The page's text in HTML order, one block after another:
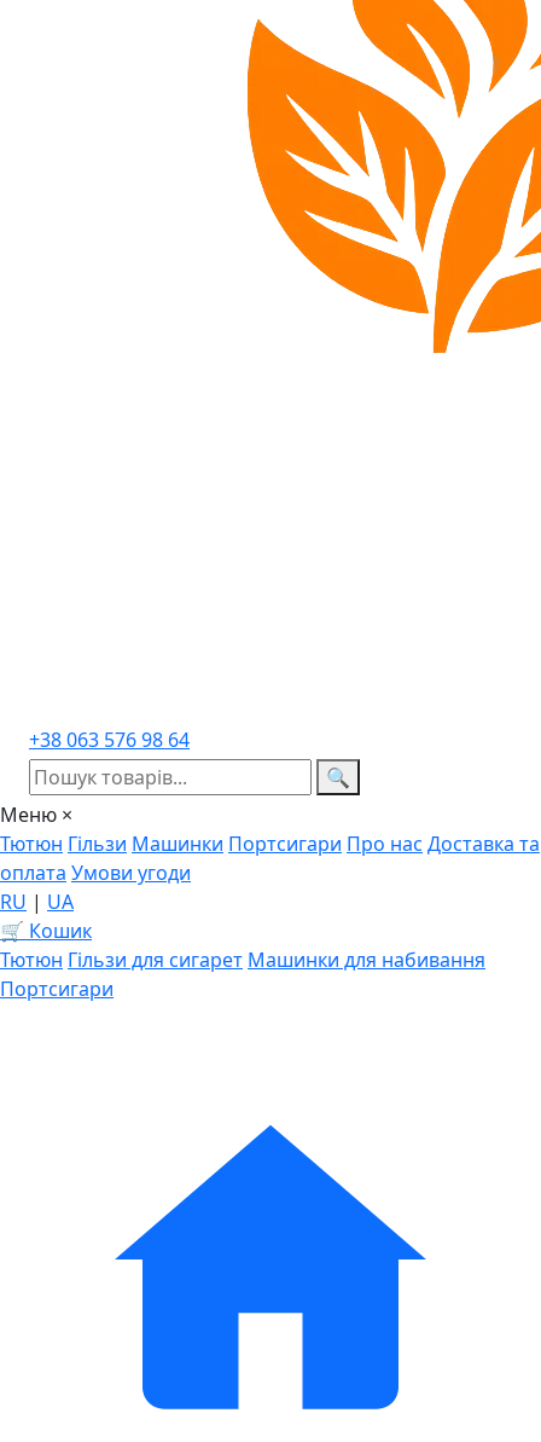
+38 063 576 98 64
🔍
Меню ×
Тютюн Гільзи Машинки Портсигари Про нас Доставка та
оплата Умови угоди
RU | UA
🛒 Кошик
Тютюн Гільзи для сигарет Машинки для набивання
Портсигари